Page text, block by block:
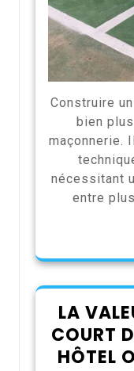
Construire
bien
maçonnerie.
nécessitant
entre
LA
COURT
HÔTEL